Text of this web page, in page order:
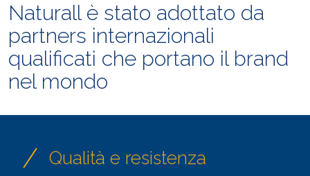
Naturall è stato adottato da
partners internazionali
qualificati che portano il brand
nel mondo
/ Qualità e resistenza